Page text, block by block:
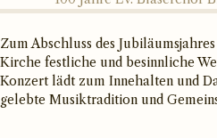
Zum Abschluss des
Kirche festliche und besinnliche
Konzert lädt zum Innehalten und
gelebte Musiktradition und